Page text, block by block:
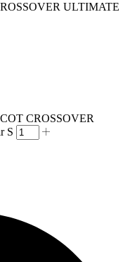
ULTIMATE
CROSSOVER
S